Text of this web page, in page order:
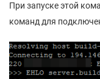
При запуске этой
команд для